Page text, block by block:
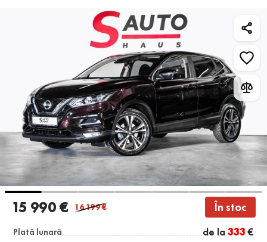
15 990 € 16 199€ În stoc
Plată lunară de la333€